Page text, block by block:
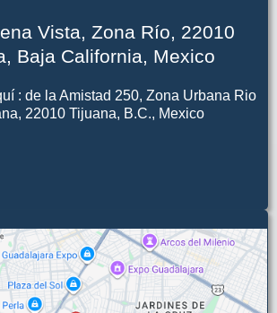
Vista, Zona Río, 22010
Baja California, Mexico
: de la Amistad 250, Zona Urbana Rio
22010 Tijuana, B.C., Mexico